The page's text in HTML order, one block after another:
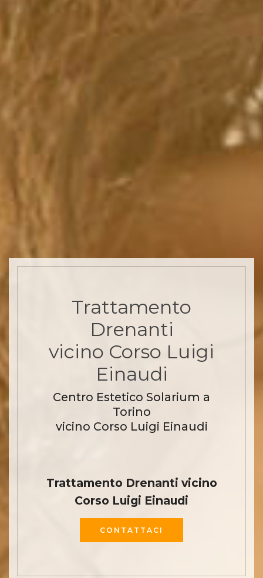
Trattamento
Drenanti
vicino Corso Luigi
Einaudi
Centro Estetico Solarium a
Torino
vicino Corso Luigi Einaudi
Trattamento Drenanti vicino
Corso Luigi Einaudi
CONTATTACI